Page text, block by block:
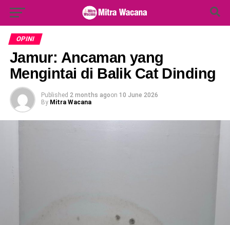
for:
OPINI
Jamur: Ancaman yang
Mengintai di Balik Cat Dinding
Published 2 months agoon 10 June 2026
By Mitra Wacana